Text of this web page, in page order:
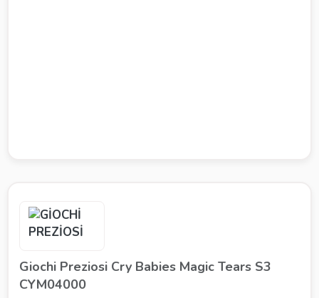
Giochi Preziosi Cry Babies Magic Tears S3
CYM04000